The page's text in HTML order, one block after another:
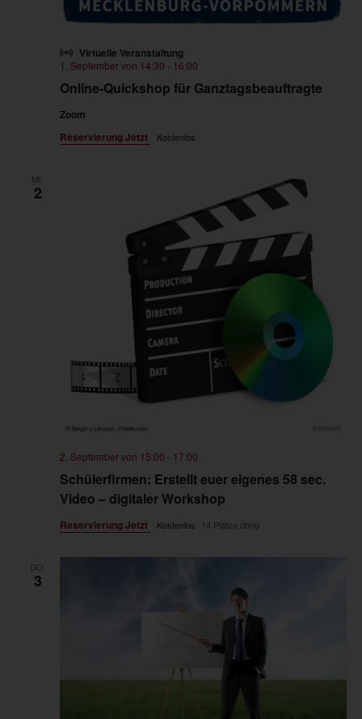
Online-Quickshop für Ganztagsbeauftragte
1. September von 14:30 - 16:00
Zoom
Virtuelle Veranstaltung
Reservierung Jetzt Kostenlos
MI.
2
Schülerfirmen: Erstellt euer eigenes 58 sec.
Video – digitaler Workshop
2. September von 15:00 - 17:00
Reservierung Jetzt Kostenlos 14 Plätze übrig
DO.
3